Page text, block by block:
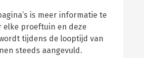
is meer informatie te
elke proeftuin en deze
tijdens de looptijd van
steeds aangevuld.